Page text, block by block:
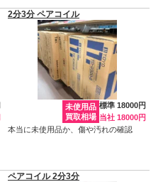
2分3分 ペアコイル
未使用品
買取相場
標準 18000円
当社 18000円
本当に未使用品か、傷や汚れの確認
ペアコイル 2分3分